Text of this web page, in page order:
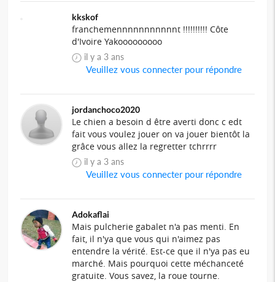
kkskof
franchemennnnnnnnnnnt !!!!!!!!!! Côte
d'Ivoire Yakooooooooo
il y a 3 ans
Veuillez vous connecter pour répondre
jordanchoco2020
Le chien a besoin d être averti donc c edt
fait vous voulez jouer on va jouer bientôt la
grâce vous allez la regretter tchrrrr
il y a 3 ans
Veuillez vous connecter pour répondre
Adokaflai
Mais pulcherie gabalet n'a pas menti. En
fait, il n'ya que vous qui n'aimez pas
entendre la vérité. Est-ce que il n'ya pas eu
marché. Mais pourquoi cette méchanceté
gratuite. Vous savez, la roue tourne.